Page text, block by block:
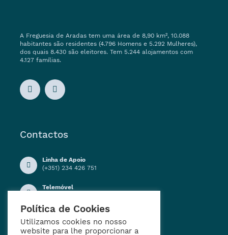
A Freguesia de Aradas tem uma área de 8,90 km², 10.088
habitantes são residentes (4.796 Homens e 5.292 Mulheres),
dos quais 8.430 são eleitores. Tem 5.244 alojamentos com
4.127 famílias.
Contactos
Linha de Apoio
(+351) 234 426 751
Telemóvel
Horário de Funcionamento
Segunda a Sexta-feira:
09h00 - 12h30
Política de Cookies
Utilizamos cookies no nosso
website para lhe proporcionar a